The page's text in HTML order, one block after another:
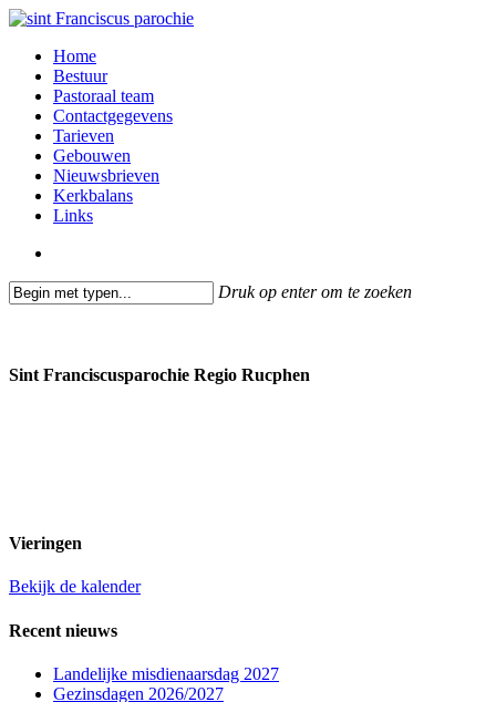
Skip
main
content
search
Menu
Home
Bestuur
Pastoraal team
Contactgegevens
Tarieven
Gebouwen
Nieuwsbrieven
Kerkbalans
Links
Druk op enter om te zoeken
Sint Franciscusparochie Regio Rucphen
Vieringen
Bekijk de kalender
Recent nieuws
Landelijke misdienaarsdag 2027
Gezinsdagen 2026/2027